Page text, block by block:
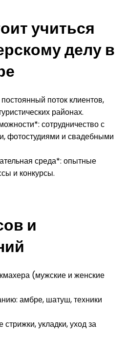
учиться
делу в
поток клиентов,
районах.
сотрудничество с
фотостудиями и свадебными
среда*: опытные
и конкурсы.
и
(мужские и женские
амбре, шатуш, техники
укладки, уход за